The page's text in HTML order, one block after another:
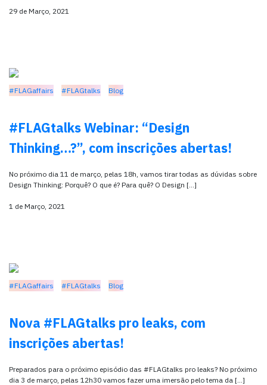
29 de Março, 2021
#FLAGaffairs #FLAGtalks Blog
#FLAGtalks Webinar: “Design
Thinking…?”, com inscrições abertas!
No próximo dia 11 de março, pelas 18h, vamos tirar todas as dúvidas sobre
Design Thinking: Porquê? O que é? Para quê? O Design […]
1 de Março, 2021
#FLAGaffairs #FLAGtalks Blog
Nova #FLAGtalks pro leaks, com
inscrições abertas!
Preparados para o próximo episódio das #FLAGtalks pro leaks? No próximo
dia 3 de março, pelas 12h30 vamos fazer uma imersão pelo tema da […]